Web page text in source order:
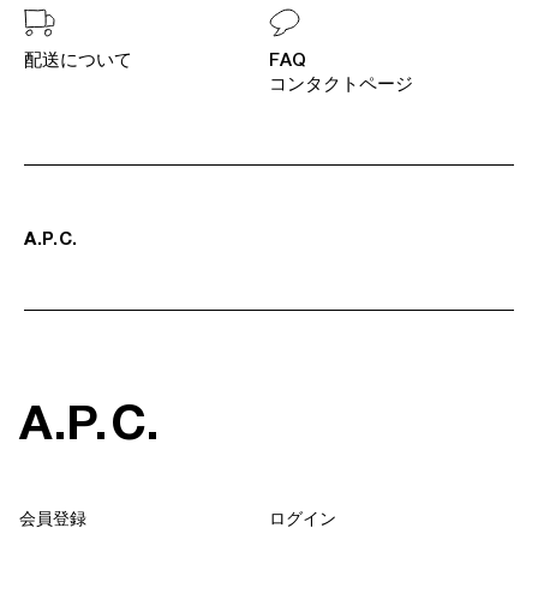
配送について
FAQ
コンタクトページ
A. P. C.
A.P.C.
会員登録 ログイン